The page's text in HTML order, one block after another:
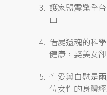
護家盟震驚全
由
借屍還魂的科
健康，娶美女
性愛與自慰是
位女性的身體